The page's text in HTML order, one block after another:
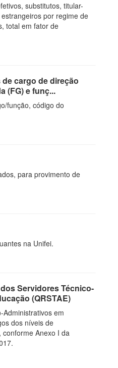
substitutos, titular-
por regime de
total em fator de
cargo de direção
(FG) e funç...
função, código do
para provimento de
na Unifei.
Servidores Técnico-
(QRSTAE)
Administrativos em
dos níveis de
conforme Anexo I da